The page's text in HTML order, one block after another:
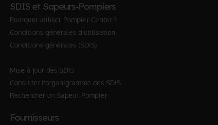
SDIS et Sapeurs-Pompiers
Pourquoi utiliser Pompier Center ?
Conditions générales d'utilisation
Conditions générales (SDIS)
Mise à jour des SDIS
Consulter l'organigramme des SDIS
Rechercher un Sapeur-Pompier
Fournisseurs